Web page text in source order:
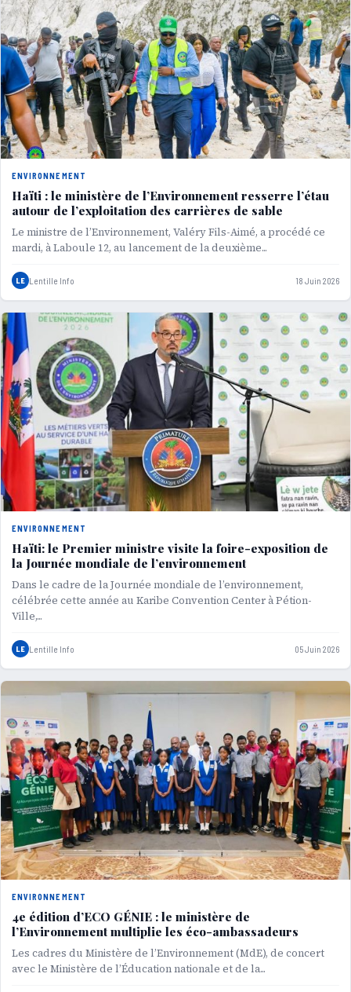
ENVIRONNEMENT
Haïti : le ministère de l’Environnement resserre l’étau
autour de l’exploitation des carrières de sable
Le ministre de l’Environnement, Valéry Fils-Aimé, a procédé ce
mardi, à Laboule 12, au lancement de la deuxième...
LE Lentille Info 18 Juin 2026
ENVIRONNEMENT
Haïti: le Premier ministre visite la foire-exposition de
la Journée mondiale de l’environnement
Dans le cadre de la Journée mondiale de l’environnement,
célébrée cette année au Karibe Convention Center à Pétion-
Ville,...
LE Lentille Info 05 Juin 2026
ENVIRONNEMENT
4e édition d’ECO GÉNIE : le ministère de
l’Environnement multiplie les éco-ambassadeurs
Les cadres du Ministère de l’Environnement (MdE), de concert
avec le Ministère de l’Éducation nationale et de la...